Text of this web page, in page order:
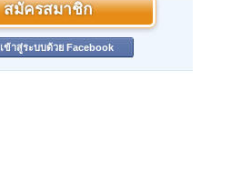
สมัครสมาชิก
เข้าสู่ระบบด้วย Facebook